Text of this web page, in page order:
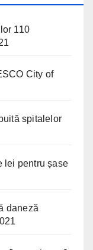
110
City of
spitalelor
lei pentru șase
daneză